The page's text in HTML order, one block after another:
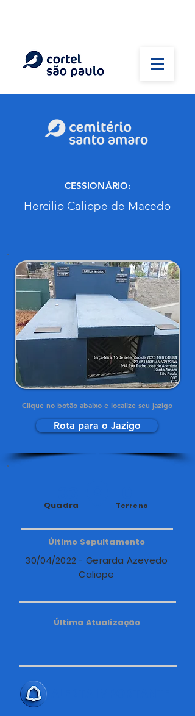
CESSIONÁRIO:
Hercilio Caliope de Macedo
Clique no botão abaixo e localize seu jazigo
Rota para o Jazigo
Quadra Terreno
Último Sepultamento
30/04/2022 - Gerarda Azevedo
Caliope
Última Atualização